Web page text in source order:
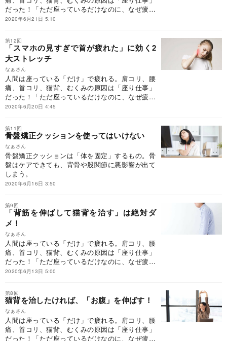
だった！「ただ座っているだけなのに、なぜ疲れ
てしまうのか」。その答えはシンプルで明快。
流が悪くなり、コリが生まれる」から。硬くなっ
た筋肉を徹底的にほぐし、コリをとる。それには
ストレッチしかない。
2020年6月21日 5:10
第12回
「スマホの見すぎで首が疲れた」に効く2
大ストレッチ
なぁさん
人間は座っている「だけ」で疲れる。肩コリ、腰
痛、首コリ、猫背、むくみの原因は「座り仕事」
だった！「ただ座っているだけなのに、なぜ疲れ
てしまうのか」。その答えはシンプルで明快。
流が悪くなり、コリが生まれる」から。硬くなっ
た筋肉を徹底的にほぐし、コリをとる。それには
ストレッチしかない。
2020年6月20日 4:45
第11回
骨盤矯正クッションを使ってはいけない
なぁさん
骨盤矯正クッションは「体を固定」するもの。骨
盤はケアできても、背骨や股関節に悪影響が出て
しまう。
2020年6月16日 3:50
第9回
「背筋を伸ばして猫背を治す」は絶対ダ
メ！
なぁさん
人間は座っている「だけ」で疲れる。肩コリ、腰
痛、首コリ、猫背、むくみの原因は「座り仕事」
だった！「ただ座っているだけなのに、なぜ疲れ
てしまうのか」。その答えはシンプルで明快。
流が悪くなり、コリが生まれる」から。硬くなっ
た筋肉を徹底的にほぐし、コリをとる。それには
ストレッチしかない。
2020年6月13日 5:00
第8回
猫背を治したければ、「お腹」を伸ばす！
なぁさん
人間は座っている「だけ」で疲れる。肩コリ、腰
痛、首コリ、猫背、むくみの原因は「座り仕事」
だった！「ただ座っているだけなのに、なぜ疲れ